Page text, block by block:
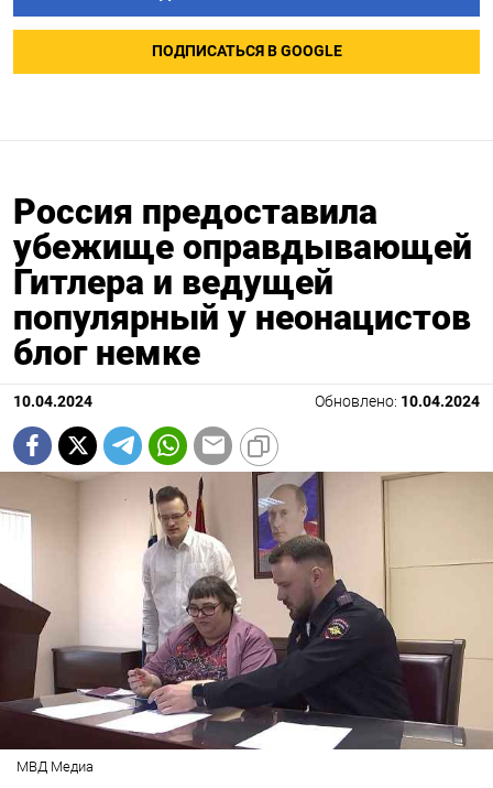
ПОДПИСАТЬСЯ В GOOGLE
Россия предоставила
убежище оправдывающей
Гитлера и ведущей
популярный у неонацистов
блог немке
10.04.2024 Обновлено: 10.04.2024
МВД Медиа